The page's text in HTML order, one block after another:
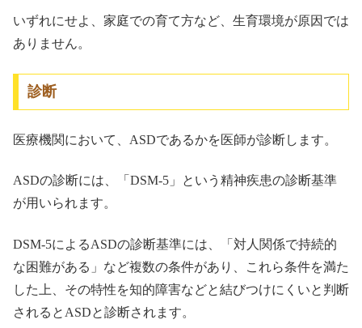
いずれにせよ、家庭での育て方など、生育環境が原因では
ありません。
診断
医療機関において、ASDであるかを医師が診断します。
ASDの診断には、「DSM-5」という精神疾患の診断基準
が用いられます。
DSM-5によるASDの診断基準には、「対人関係で持続的
な困難がある」など複数の条件があり、これら条件を満た
した上、その特性を知的障害などと結びつけにくいと判断
されるとASDと診断されます。